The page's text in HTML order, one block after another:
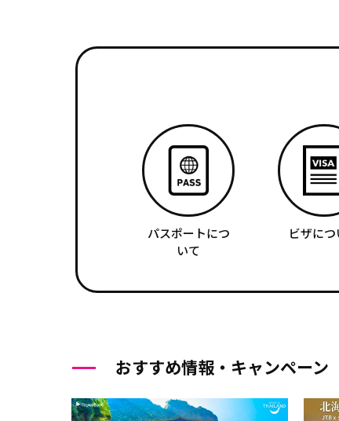
パスポートにつ
いて
ビザにつ
おすすめ情報・キャンペーン